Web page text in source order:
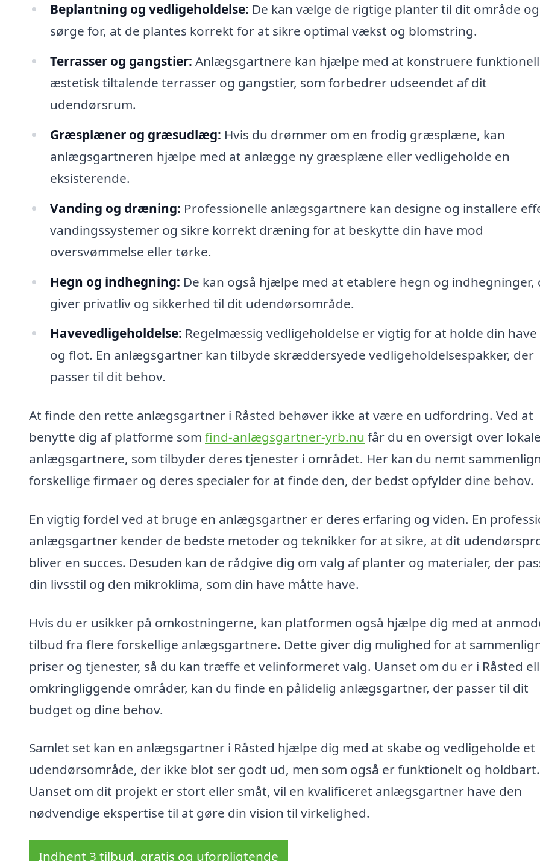
Beplantning og vedligeholdelse: De kan vælge de rigtige planter til dit område og
sørge for, at de plantes korrekt for at sikre optimal vækst og blomstring.
Terrasser og gangstier: Anlægsgartnere kan hjælpe med at konstruere
æstetisk tiltalende terrasser og gangstier, som forbedrer udseendet af dit
udendørsrum.
Græsplæner og græsudlæg: Hvis du drømmer om en frodig græsplæne, kan
anlægsgartneren hjælpe med at anlægge ny græsplæne eller vedligeholde en
eksisterende.
Vanding og dræning: Professionelle anlægsgartnere kan designe og installere
vandingssystemer og sikre korrekt dræning for at beskytte din have mod
oversvømmelse eller tørke.
Hegn og indhegning: De kan også hjælpe med at etablere hegn og indhegninger,
giver privatliv og sikkerhed til dit udendørsområde.
Havevedligeholdelse: Regelmæssig vedligeholdelse er vigtig for at holde din
og flot. En anlægsgartner kan tilbyde skræddersyede vedligeholdelsespakker, der
passer til dit behov.
At finde den rette anlægsgartner i Råsted behøver ikke at være en udfordring. Ved at
benytte dig af platforme som find-anlægsgartner-yrb.nu får du en oversigt over
anlægsgartnere, som tilbyder deres tjenester i området. Her kan du nemt
forskellige firmaer og deres specialer for at finde den, der bedst opfylder dine behov.
En vigtig fordel ved at bruge en anlægsgartner er deres erfaring og viden. En
anlægsgartner kender de bedste metoder og teknikker for at sikre, at dit
bliver en succes. Desuden kan de rådgive dig om valg af planter og materialer, der
din livsstil og den mikroklima, som din have måtte have.
Hvis du er usikker på omkostningerne, kan platformen også hjælpe dig med at
tilbud fra flere forskellige anlægsgartnere. Dette giver dig mulighed for at
priser og tjenester, så du kan træffe et velinformeret valg. Uanset om du er i Råsted
omkringliggende områder, kan du finde en pålidelig anlægsgartner, der passer til dit
budget og dine behov.
Samlet set kan en anlægsgartner i Råsted hjælpe dig med at skabe og vedligeholde et
udendørsområde, der ikke blot ser godt ud, men som også er funktionelt og holdbart.
Uanset om dit projekt er stort eller småt, vil en kvalificeret anlægsgartner have den
nødvendige ekspertise til at gøre din vision til virkelighed.
Indhent 3 tilbud, gratis og uforpligtende